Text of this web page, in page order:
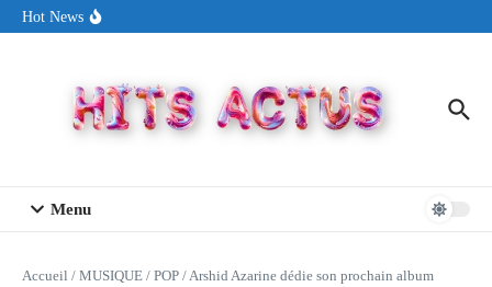
Aller au contenu
Hot News
« New Day »
Menu
Accueil / MUSIQUE / POP /Arshid Azarine dédie son prochain album